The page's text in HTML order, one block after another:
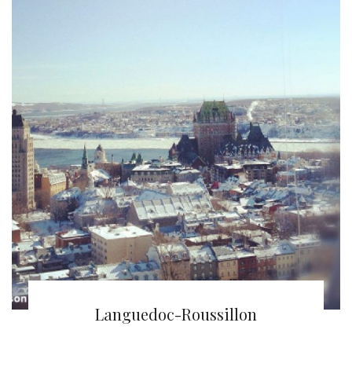
Ville de Québec
Languedoc-Roussillon